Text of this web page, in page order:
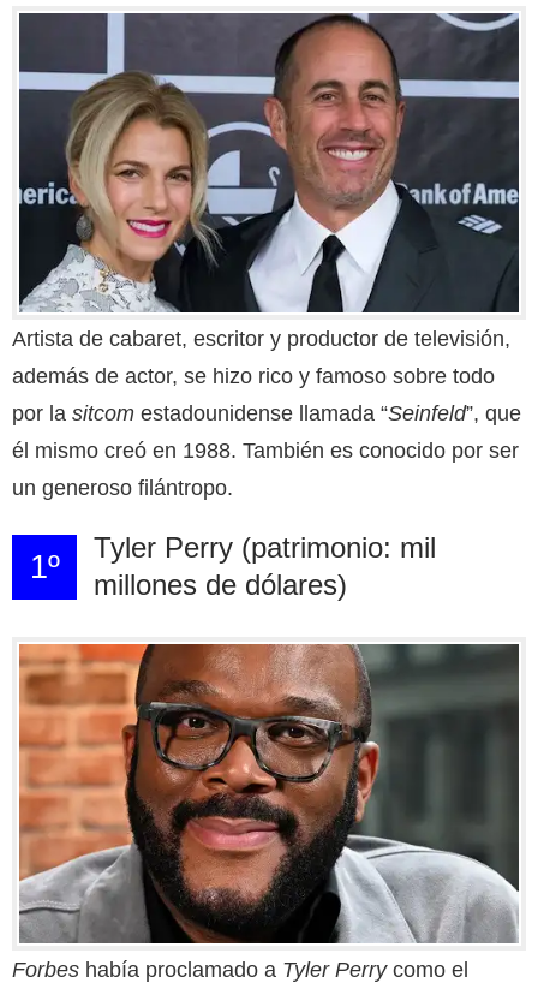
Artista de cabaret, escritor y productor de televisión,
además de actor, se hizo rico y famoso sobre todo
por la sitcom estadounidense llamada “Seinfeld”, que
él mismo creó en 1988. También es conocido por ser
un generoso filántropo.
1º
Tyler Perry (patrimonio: mil
millones de dólares)
Forbes había proclamado a Tyler Perrycomo el